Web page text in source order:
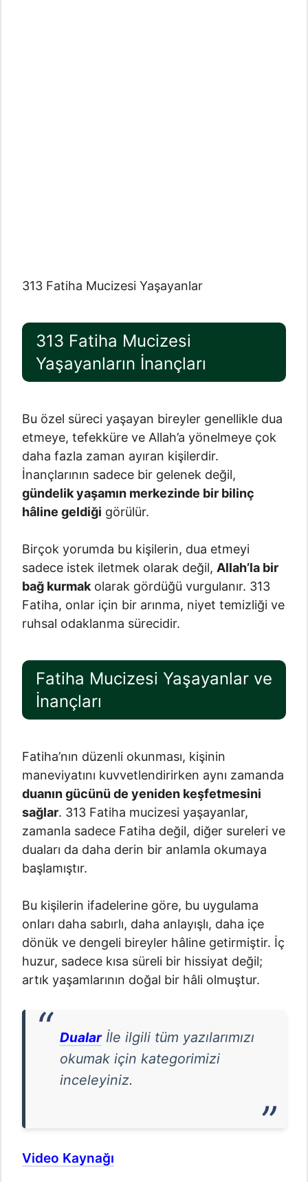
313 Fatiha Mucizesi Yaşayanlar
313 Fatiha Mucizesi
Yaşayanların İnançları
Bu özel süreci yaşayan bireyler genellikle dua
etmeye, tefekküre ve Allah’a yönelmeye çok
daha fazla zaman ayıran kişilerdir.
İnançlarının sadece bir gelenek değil,
gündelik yaşamın merkezinde bir bilinç
hâline geldiği görülür.
Birçok yorumda bu kişilerin, dua etmeyi
sadece istek iletmek olarak değil, Allah’la bir
bağ kurmak olarak gördüğü vurgulanır. 313
Fatiha, onlar için bir arınma, niyet temizliği ve
ruhsal odaklanma sürecidir.
Fatiha Mucizesi Yaşayanlar ve
İnançları
Fatiha’nın düzenli okunması, kişinin
maneviyatını kuvvetlendirirken aynı zamanda
duanın gücünü de yeniden keşfetmesini
sağlar. 313 Fatiha mucizesi yaşayanlar,
zamanla sadece Fatiha değil, diğer sureleri ve
duaları da daha derin bir anlamla okumaya
başlamıştır.
Bu kişilerin ifadelerine göre, bu uygulama
onları daha sabırlı, daha anlayışlı, daha içe
dönük ve dengeli bireyler hâline getirmiştir. İç
huzur, sadece kısa süreli bir hissiyat değil;
artık yaşamlarının doğal bir hâli olmuştur.
Dualarİle ilgili tüm yazılarımızı
okumak için kategorimizi
inceleyiniz.
Video Kaynağı